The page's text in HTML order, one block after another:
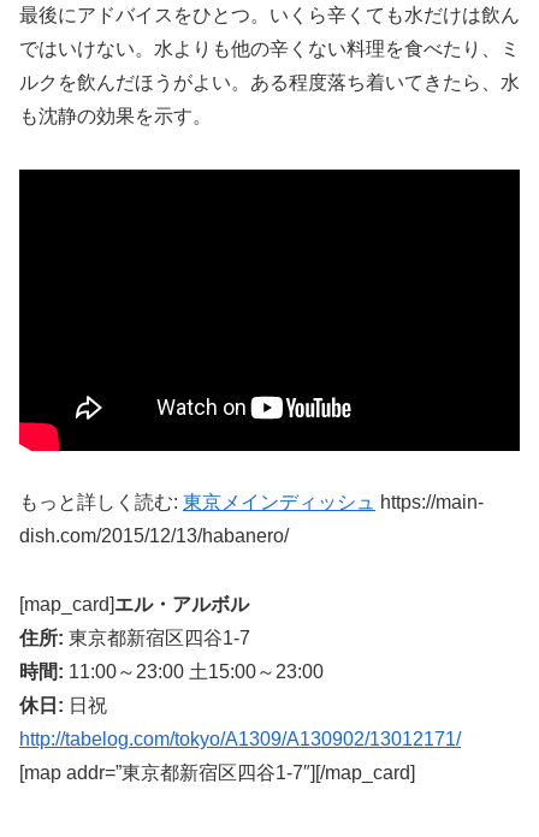
最後にアドバイスをひとつ。いくら辛くても水だけは飲ん
ではいけない。水よりも他の辛くない料理を食べたり、ミ
ルクを飲んだほうがよい。ある程度落ち着いてきたら、水
も沈静の効果を示す。
もっと詳しく読む: 東京メインディッシュ
https://main-
dish.com/2015/12/13/habanero/
[map_card]エル・アルボル
住所: 東京都新宿区四谷1-7
時間: 11:00～23:00 土15:00～23:00
休日: 日祝
http://tabelog.com/tokyo/A1309/A130902/13012171/
[map addr=”東京都新宿区四谷1-7″][/map_card]